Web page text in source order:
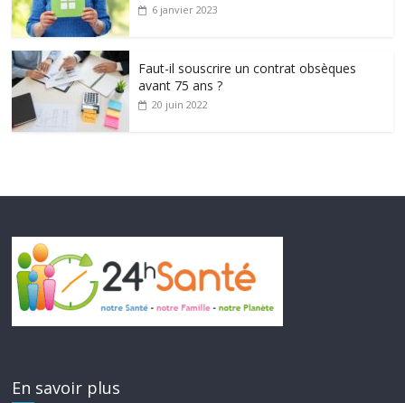
6 janvier 2023
Faut-il souscrire un contrat obsèques
avant 75 ans ?
20 juin 2022
En savoir plus